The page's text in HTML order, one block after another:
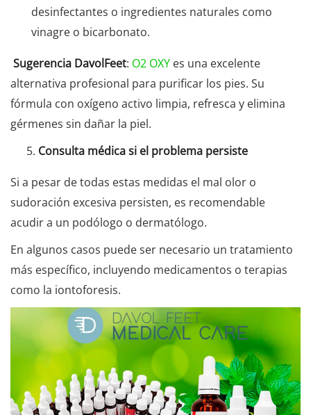
desinfectantes o ingredientes naturales como
vinagre o bicarbonato.
Sugerencia DavolFeet: O2 OXY es una excelente
alternativa profesional para purificar los pies. Su
fórmula con oxígeno activo limpia, refresca y elimina
gérmenes sin dañar la piel.
Consulta médica si el problema persiste
Si a pesar de todas estas medidas el mal olor o
sudoración excesiva persisten, es recomendable
acudir a un podólogo o dermatólogo.
En algunos casos puede ser necesario un tratamiento
más específico, incluyendo medicamentos o terapias
como la iontoforesis.